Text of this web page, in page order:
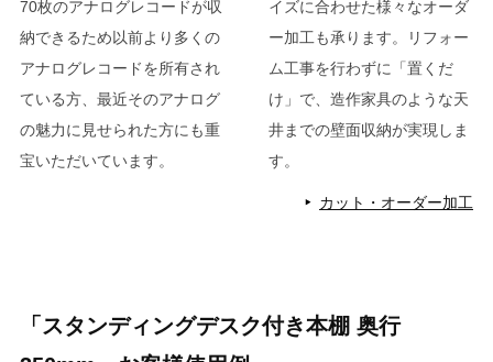
70枚のアナログレコードが収
納できるため以前より多くの
アナログレコードを所有され
ている方、最近そのアナログ
の魅力に見せられた方にも重
宝いただいています。
イズに合わせた様々なオーダ
ー加工も承ります。リフォー
ム工事を行わずに「置くだ
け」で、造作家具のような天
井までの壁面収納が実現しま
す。
カット・オーダー加工
「スタンディングデスク付き本棚 奥行